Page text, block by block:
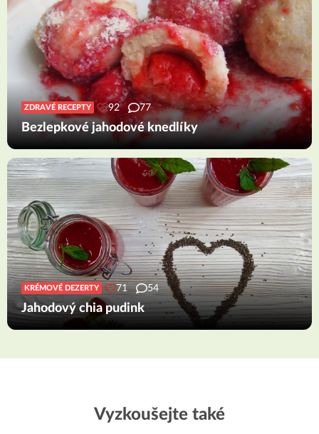
ZDRAVÉ RECEPTY 92 77
Bezlepkové jahodové knedlíky
KRÉMOVÉ DEZERTY 71 54
Jahodový chia pudink
Vyzkoušejte také